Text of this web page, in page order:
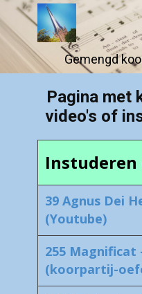
Gemengd
Pagina met
video's of
39 Agnus Dei
(Youtube)
255 Magnificat
(koorpartij-